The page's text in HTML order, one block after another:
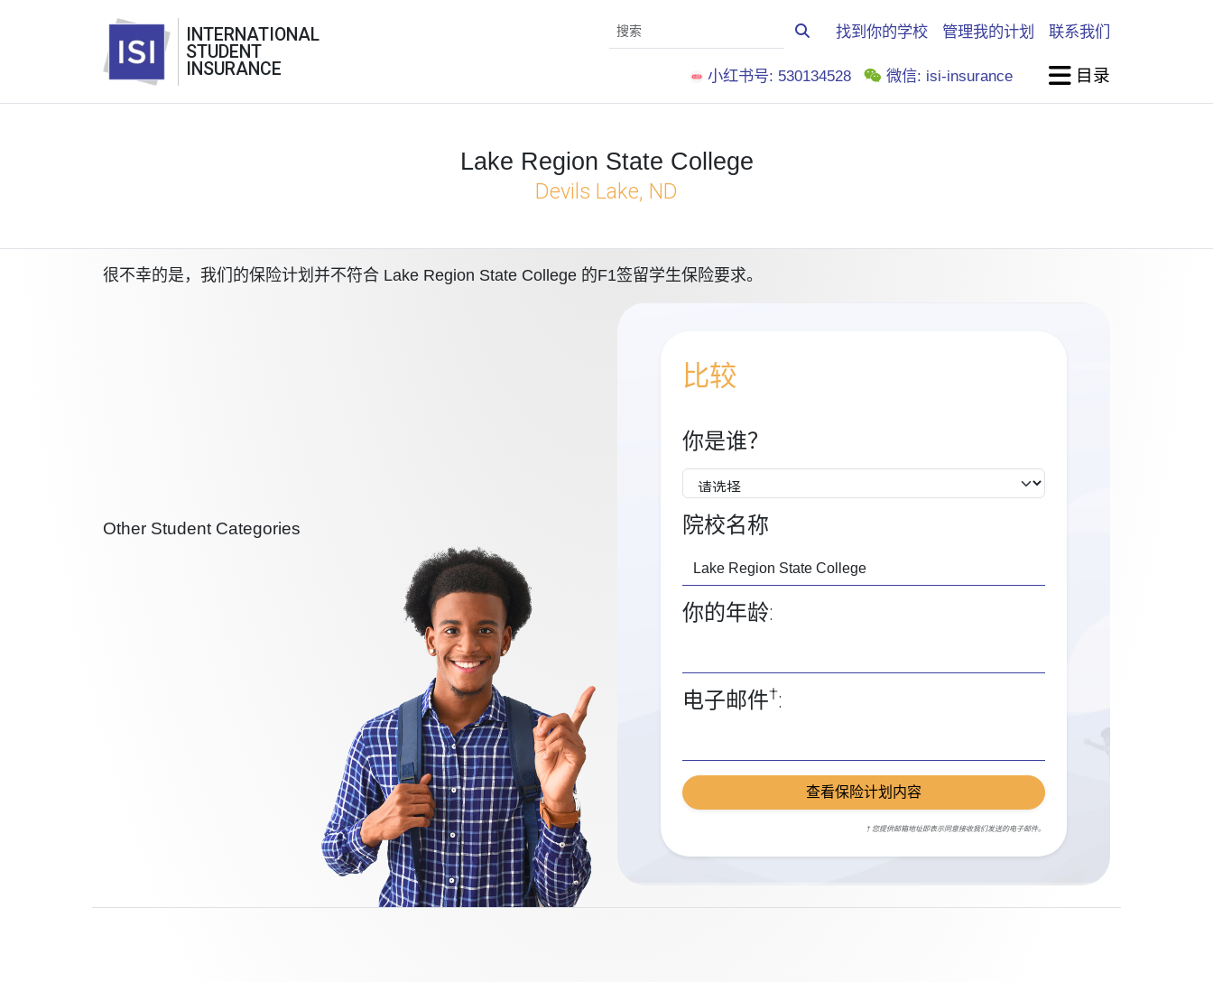
INTERNATIONAL
STUDENT
INSURANCE
找到你的学校 管理我的计划 联系我们
小红书号: 530134528 微信: isi-insurance 目录
Lake Region State College
Devils Lake, ND
很不幸的是，我们的保险计划并不符合 Lake Region State College 的F1签留学生保险要求。
Other Student Categories
比较
你是谁？
院校名称
你的年龄:
电子邮件†:
查看保险计划内容
† 您提供邮箱地址即表示同意接收我们发送的电子邮件。